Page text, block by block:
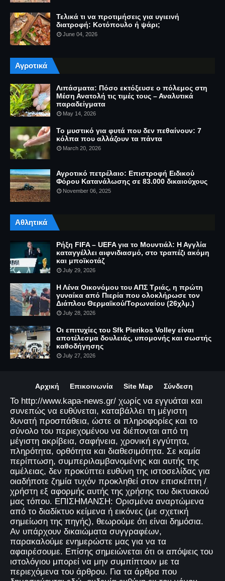
Τελικά τι να προτιμήσεις για υγιεινή
διατροφή: Κοτόπουλο ή ψάρι;
June 04, 2026
Αγροτικά
Λιπάσματα: Πόσο εκτόξευσε ο πόλεμος στη
Μέση Ανατολή τις τιμές τους – Αναλυτικά
παραδείγματα
May 14, 2026
Το μυστικό για φυτά που δεν πεθαίνουν: 7
κόλπα που αλλάζουν τα πάντα
March 20, 2026
Αγροτικό πετρέλαιο: Επιστροφή Ειδικού
Φόρου Κατανάλωσης σε 83.000 δικαιούχους
November 06, 2025
Αθλητικά
Ρήξη FIFA – UEFA για το Μουντιάλ: Η Αγγλία
καταγγέλλει αιφνιδιασμό, στο τραπέζι ακόμη
και μποϊκοτάζ
July 29, 2026
Η Λένα Οικονόμου του ΑΠΣ Τριάς, η πρώτη
γυναίκα από Πιερία που ολοκλήρωσε τον
Διάπλου Θερμαϊκού/Τορωναίου (26χλμ.)
July 28, 2026
Οι επιτυχίες του Sfk Pierikos Volley είναι
αποτέλεσμα δουλειάς, υπομονής και σωστής
καθοδήγησης
July 27, 2026
Αρχική Επικοινωνία Site Map Σύνδεση
Το http://www.kapa-news.gr/ χωρίς να εγγυάται και
συνεπώς να ευθύνεται, καταβάλλει τη μέγιστη
δυνατή προσπάθεια, ώστε οι πληροφορίες και το
σύνολο του περιεχομένου να διέπονται από τη
μέγιστη ακρίβεια, σαφήνεια, χρονική εγγύτητα,
πληρότητα, ορθότητα και διαθεσιμότητα. Σε καμία
περίπτωση, συμπεριλαμβανομένης και αυτής της
αμέλειας, δεν προκύπτει ευθύνη της ιστοσελίδας για
οιαδήποτε ζημία τυχόν προκληθεί στον επισκέπτη /
χρήστη εξ αφορμής αυτής της χρήσης του δικτυακού
μας τόπου. ΕΠΙΣΗΜΑΝΣΗ: Ορισμένα αναρτώμενα
από το διαδίκτυο κείμενα ή εικόνες (με σχετική
σημείωση της πηγής), θεωρούμε ότι είναι δημόσια.
Αν υπάρχουν δικαιώματα συγγραφέων,
παρακαλούμε ενημερώστε μας για να τα
αφαιρέσουμε. Επίσης σημειώνεται ότι οι απόψεις του
ιστολόγιου μπορεί να μην συμπίπτουν με τα
περιεχόμενα του άρθρου. Για τα άρθρα που